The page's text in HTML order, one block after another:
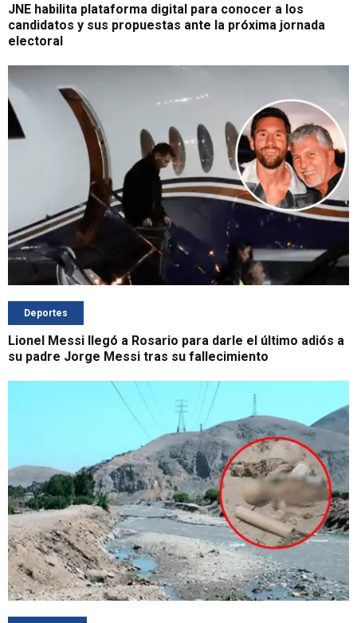
JNE habilita plataforma digital para conocer a los
candidatos y sus propuestas ante la próxima jornada
electoral
Deportes
Lionel Messi llegó a Rosario para darle el último adiós a
su padre Jorge Messi tras su fallecimiento